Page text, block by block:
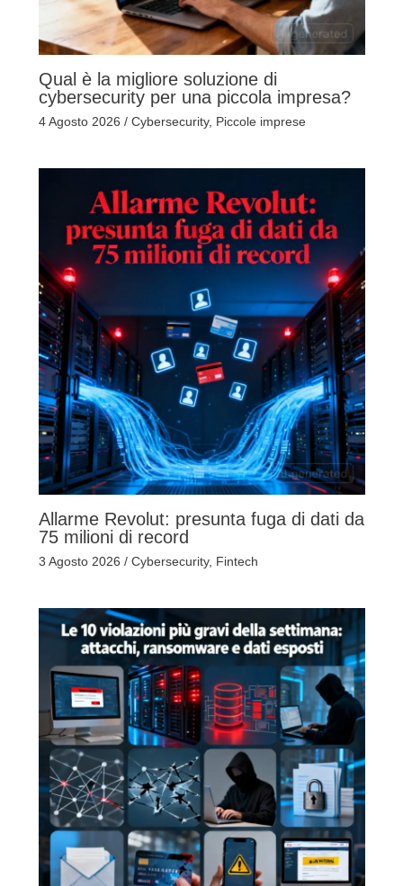
Qual è la migliore soluzione di
cybersecurity per una piccola impresa?
4 Agosto 2026 / Cybersecurity, Piccole imprese
Allarme Revolut: presunta fuga di dati da
75 milioni di record
3 Agosto 2026 / Cybersecurity, Fintech